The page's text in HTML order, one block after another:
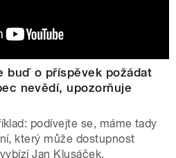
buď o příspěvek požádat
nevědí, upozorňuje
podívejte se, máme tady
který může dostupnost
Jan Klusáček.